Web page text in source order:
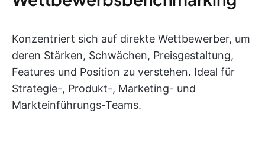
Konzentriert sich auf direkte Wettbewerber, um
deren Stärken, Schwächen, Preisgestaltung,
Features und Position zu verstehen. Ideal für
Strategie-, Produkt-, Marketing- und
Markteinführungs-Teams.